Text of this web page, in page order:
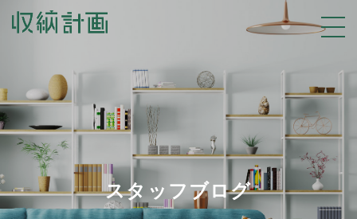
スタッフブログ